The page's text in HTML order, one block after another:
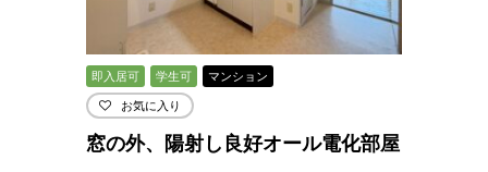
即入居可 学生可 マンション
お気に入り
窓の外、陽射し良好オール電化部屋